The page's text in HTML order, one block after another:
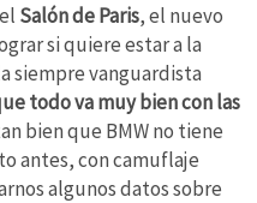
Salón de Paris, el nuevo
si quiere estar a la
siempre vanguardista
todo va muy bien con las
bien que BMW no tiene
antes, con camuflaje
algunos datos sobre